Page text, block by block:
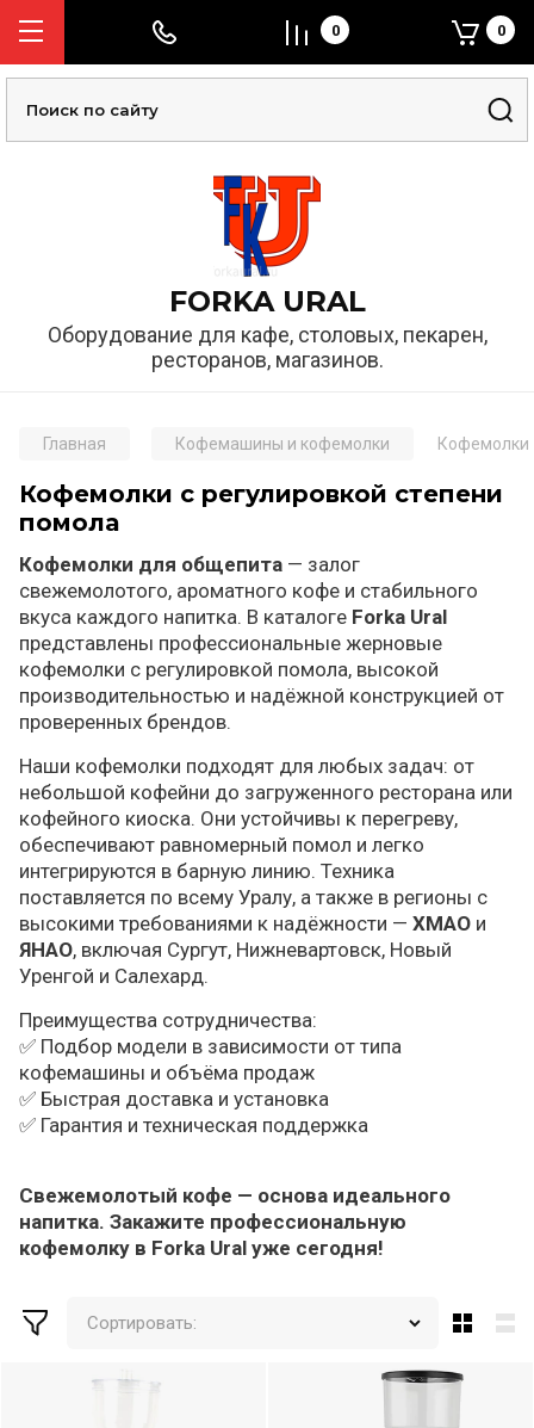
FORKA URAL
Оборудование для кафе, столовых, пекарен,
ресторанов, магазинов.
0 0
Главная Кофемашины и кофемолки Кофемолки
Кофемолки с регулировкой степени
помола
Кофемолки для общепита — залог
свежемолотого, ароматного кофе и стабильного
вкуса каждого напитка. В каталоге Forka Ural
представлены профессиональные жерновые
кофемолки с регулировкой помола, высокой
производительностью и надёжной конструкцией от
проверенных брендов.
Наши кофемолки подходят для любых задач: от
небольшой кофейни до загруженного ресторана или
кофейного киоска. Они устойчивы к перегреву,
обеспечивают равномерный помол и легко
интегрируются в барную линию. Техника
поставляется по всему Уралу, а также в регионы с
высокими требованиями к надёжности — ХМАО и
ЯНАО, включая Сургут, Нижневартовск, Новый
Уренгой и Салехард.
Преимущества сотрудничества:
✅ Подбор модели в зависимости от типа
кофемашины и объёма продаж
✅ Быстрая доставка и установка
✅ Гарантия и техническая поддержка
Свежемолотый кофе — основа идеального
напитка. Закажите профессиональную
кофемолку в Forka Ural уже сегодня!
Сортировать: